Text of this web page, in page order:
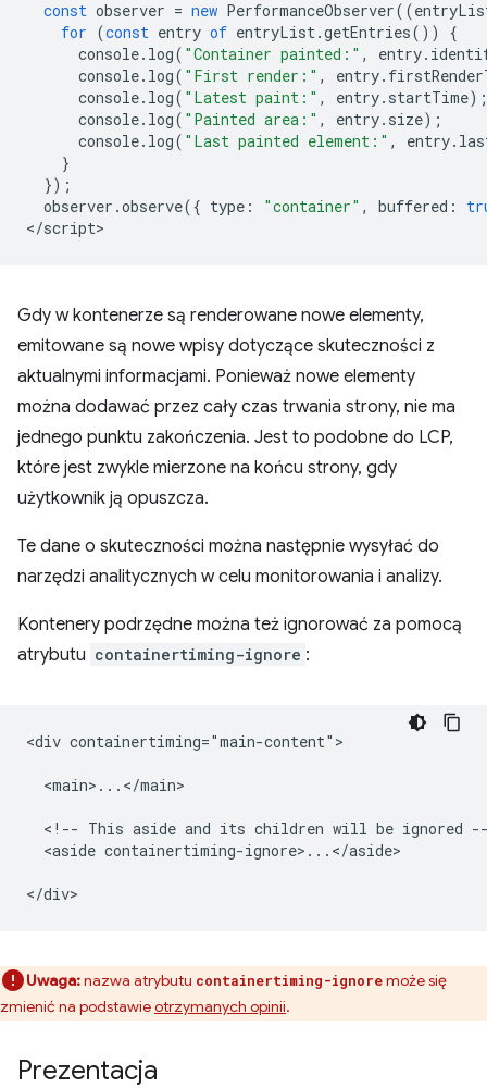
const observer = new PerformanceObserver((
for (const entry of entryList.getEntries())
{
console. log( "Container painted:" , entry.
console. log( "First render:" , entry.
console. log( "Latest paint:" , entry. startTime);
console. log( "Painted area:" , entry. size);
console. log( "Last painted element:" , entry.
}
});
observer .observe({ type : "container" , buffered :
</script
Gdy w kontenerze są renderowane nowe elementy,
emitowane są nowe wpisy dotyczące skuteczności z
aktualnymi informacjami. Ponieważ nowe elementy
można dodawać przez cały czas trwania strony, nie ma
jednego punktu zakończenia. Jest to podobne do LCP,
które jest zwykle mierzone na końcu strony, gdy
użytkownik ją opuszcza.
Te dane o skuteczności można następnie wysyłać do
narzędzi analitycznych w celu monitorowania i analizy.
Kontenery podrzędne można też ignorować za pomocą
atrybutu containertiming-ignore :
<div containertiming="main-content">
  <main>...</main>
<!-- This aside and its children will be ignored
  <aside containertiming-ignore>...</aside>
Uwaga:nazwa atrybutu containertiming-ignoremoże się
zmienić na podstawieotrzymanych opinii.
Prezentacja